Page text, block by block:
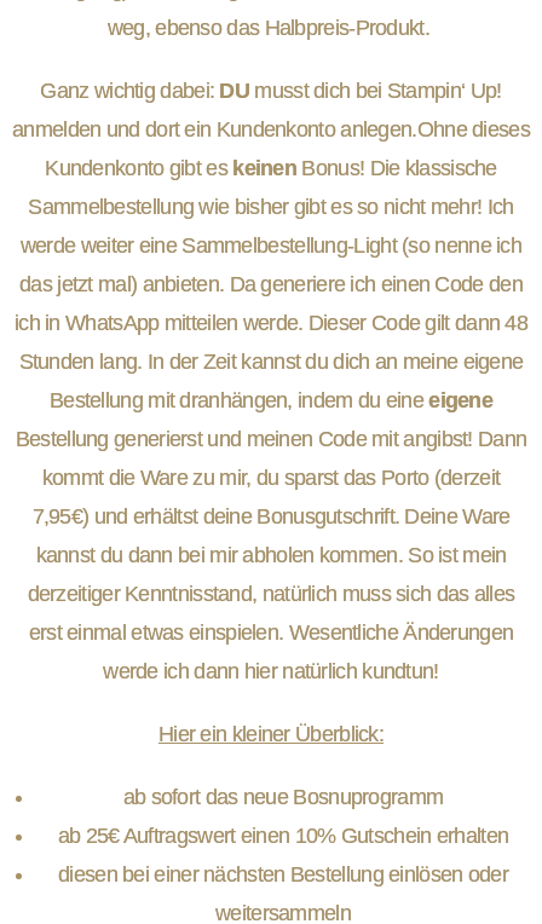
weg, ebenso das Halbpreis-Produkt.
Ganz wichtig dabei: DU musst dich bei Stampin‘ Up!
anmelden und dort ein Kundenkonto anlegen.Ohne dieses
Kundenkonto gibt es keinen Bonus! Die klassische
Sammelbestellung wie bisher gibt es so nicht mehr! Ich
werde weiter eine Sammelbestellung-Light (so nenne ich
das jetzt mal) anbieten. Da generiere ich einen Code den
ich in WhatsApp mitteilen werde. Dieser Code gilt dann 48
Stunden lang. In der Zeit kannst du dich an meine eigene
Bestellung mit dranhängen, indem du eineeigene
Bestellung generierst und meinen Code mit angibst! Dann
kommt die Ware zu mir, du sparst das Porto (derzeit
7,95€) und erhältst deine Bonusgutschrift. Deine Ware
kannst du dann bei mir abholen kommen. So ist mein
derzeitiger Kenntnisstand, natürlich muss sich das alles
erst einmal etwas einspielen. Wesentliche Änderungen
werde ich dann hier natürlich kundtun!
Hier ein kleiner Überblick:
ab sofort das neue Bosnuprogramm
ab 25€ Auftragswert einen 10% Gutschein erhalten
diesen bei einer nächsten Bestellung einlösen oder
weitersammeln